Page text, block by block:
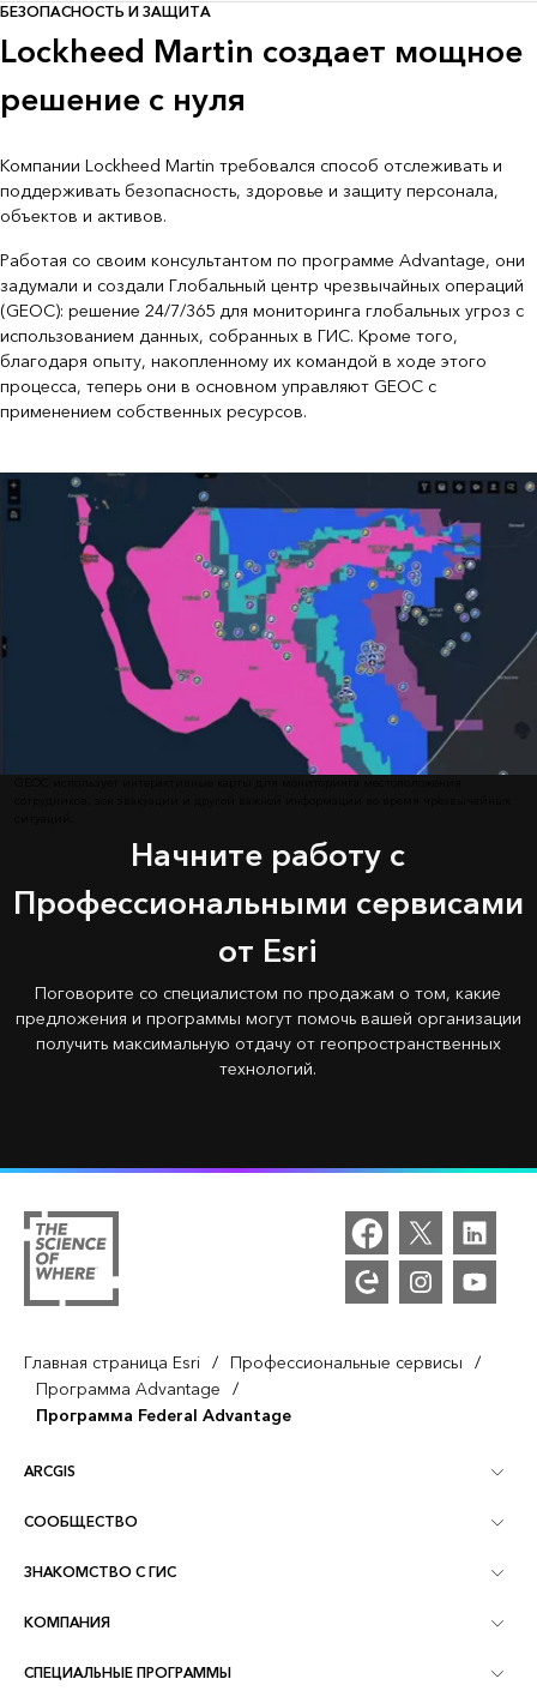
БЕЗОПАСНОСТЬ И ЗАЩИТА
Lockheed Martin создает мощное
решение с нуля
Компании Lockheed Martin требовался способ отслеживать и
поддерживать безопасность, здоровье и защиту персонала,
объектов и активов.
Работая со своим консультантом по программе Advantage, они
задумали и создали Глобальный центр чрезвычайных операций
(GEOC): решение 24/7/365 для мониторинга глобальных угроз с
использованием данных, собранных в ГИС. Кроме того,
благодаря опыту, накопленному их командой в ходе этого
процесса, теперь они в основном управляют GEOC с
применением собственных ресурсов.
Начните работу с
Профессиональными сервисами
от Esri
Поговорите со специалистом по продажам о том, какие
предложения и программы могут помочь вашей организации
получить максимальную отдачу от геопространственных
технологий.
Главная страница Esri / Профессиональные сервисы /
Программа Advantage /
Программа Federal Advantage
ARCGIS
Обзор ArcGIS
Картография
СООБЩЕСТВО
Сообщества и форумы
Блог ArcGIS
ЗНАКОМСТВО С ГИС
Что такое ГИС?
Аналитика, основанная на местоположении
КОМПАНИЯ
Об Esri
СПЕЦИАЛЬНЫЕ ПРОГРАММЫ